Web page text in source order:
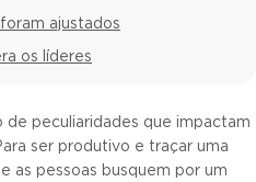
ajustados
os líderes
peculiaridades que impactam
ser produtivo e traçar uma
as pessoas busquem por um